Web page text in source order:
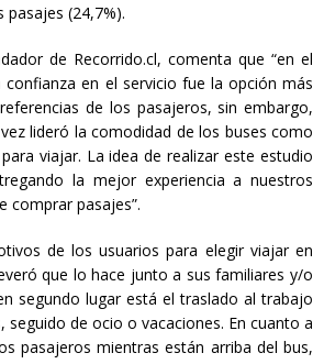
(24,7%).
de Recorrido.cl, comenta que “en el
en el servicio fue la opción más
de los pasajeros, sin embargo,
lideró la comodidad de los buses como
viajar. La idea de realizar este estudio
la mejor experiencia a nuestros
comprar pasajes”.
de los usuarios para elegir viajar en
que lo hace junto a sus familiares y/o
segundo lugar está el traslado al trabajo
seguido de ocio o vacaciones. En cuanto a
pasajeros mientras están arriba del bus,